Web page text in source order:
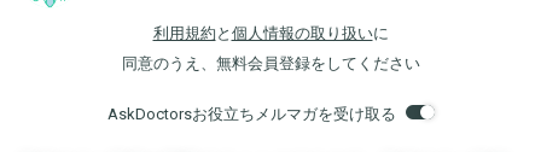
利用規約 と 個人情報の取り扱いに
同意のうえ、無料会員登録をしてください
AskDoctorsお役立ちメルマガを受け取る